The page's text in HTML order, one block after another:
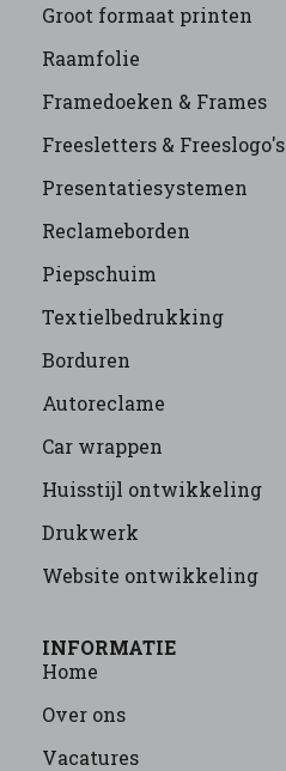
Groot formaat printen
Raamfolie
Framedoeken & Frames
Freesletters & Freeslogo's
Presentatiesystemen
Reclameborden
Piepschuim
Textielbedrukking
Borduren
Autoreclame
Car wrappen
Huisstijl ontwikkeling
Drukwerk
Website ontwikkeling
INFORMATIE
Home
Over ons
Vacatures